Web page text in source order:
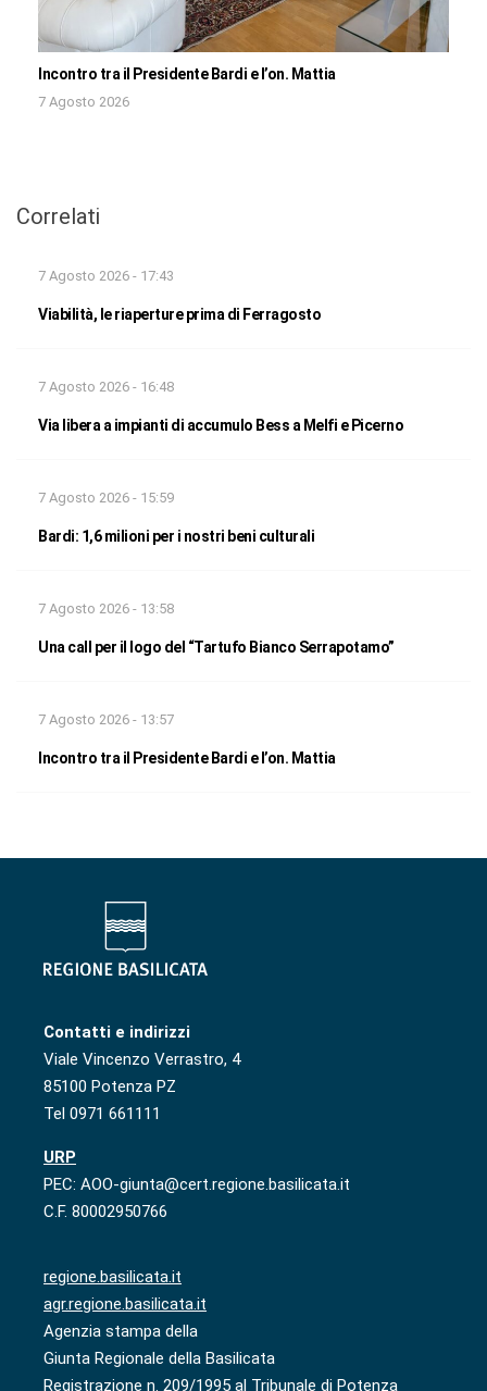
Incontro tra il Presidente Bardi e l’on. Mattia
7 Agosto 2026
Correlati
7 Agosto 2026 - 17:43
Viabilità, le riaperture prima di Ferragosto
7 Agosto 2026 - 16:48
Via libera a impianti di accumulo Bess a Melfi e Picerno
7 Agosto 2026 - 15:59
Bardi: 1,6 milioni per i nostri beni culturali
7 Agosto 2026 - 13:58
Una call per il logo del “Tartufo Bianco Serrapotamo”
7 Agosto 2026 - 13:57
Incontro tra il Presidente Bardi e l’on. Mattia
Contatti e indirizzi
Viale Vincenzo Verrastro, 4
85100 Potenza PZ
Tel 0971 661111
URP
PEC: AOO-giunta@cert.regione.basilicata.it
C.F. 80002950766
regione.basilicata.it
agr.regione.basilicata.it
Agenzia stampa della
Giunta Regionale della Basilicata
Registrazione n. 209/1995 al Tribunale di Potenza